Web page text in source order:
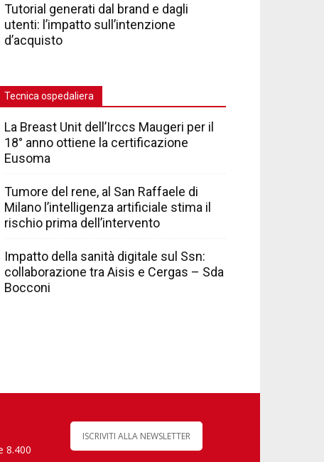
Tutorial generati dal brand e dagli
utenti: l’impatto sull’intenzione
d’acquisto
Tecnica ospedaliera
La Breast Unit dell’Irccs Maugeri per il
18° anno ottiene la certificazione
Eusoma
Tumore del rene, al San Raffaele di
Milano l’intelligenza artificiale stima il
rischio prima dell’intervento
Impatto della sanità digitale sul Ssn:
collaborazione tra Aisis e Cergas – Sda
Bocconi
8.400
ISCRIVITI ALLA NEWSLETTER